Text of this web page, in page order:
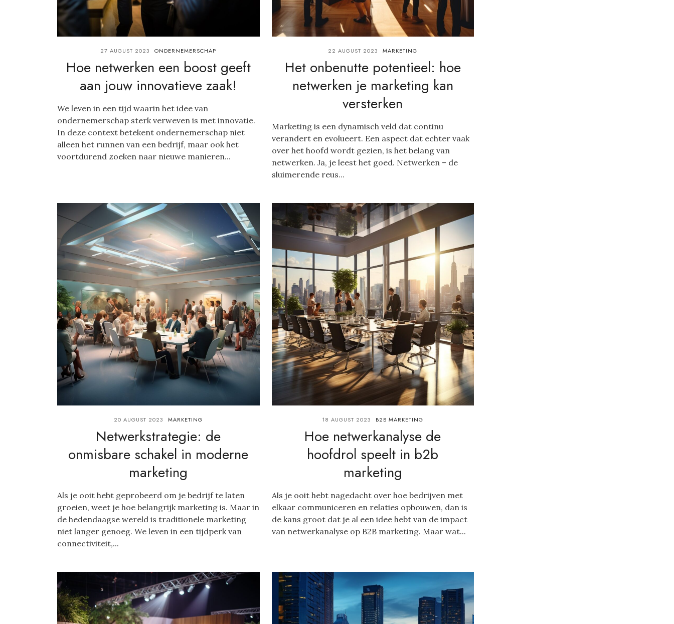
27 AUGUST 2023 ONDERNEMERSCHAP
Hoe netwerken een boost geeft
aan jouw innovatieve zaak!
We leven in een tijd waarin het idee van
ondernemerschap sterk verweven is met innovatie.
In deze context betekent ondernemerschap niet
alleen het runnen van een bedrijf, maar ook het
voortdurend zoeken naar nieuwe manieren...
22 AUGUST 2023 MARKETING
Het onbenutte potentieel: hoe
netwerken je marketing kan
versterken
Marketing is een dynamisch veld dat continu
verandert en evolueert. Een aspect dat echter vaak
over het hoofd wordt gezien, is het belang van
netwerken. Ja, je leest het goed. Netwerken – de
sluimerende reus...
20 AUGUST 2023 MARKETING
Netwerkstrategie: de
onmisbare schakel in moderne
marketing
Als je ooit hebt geprobeerd om je bedrijf te laten
groeien, weet je hoe belangrijk marketing is. Maar in
de hedendaagse wereld is traditionele marketing
niet langer genoeg. We leven in een tijdperk van
connectiviteit,...
18 AUGUST 2023 B2B MARKETING
Hoe netwerkanalyse de
hoofdrol speelt in b2b
marketing
Als je ooit hebt nagedacht over hoe bedrijven met
elkaar communiceren en relaties opbouwen, dan is
de kans groot dat je al een idee hebt van de impact
van netwerkanalyse op B2B marketing. Maar wat...